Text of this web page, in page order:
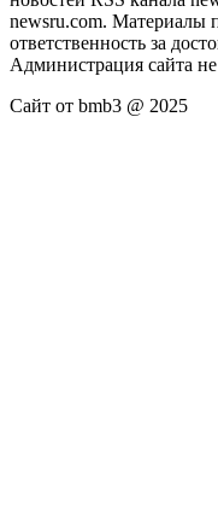
newsru.com. Материалы
ответственность за
Администрация сайта не
Сайт от bmb3 @ 2025